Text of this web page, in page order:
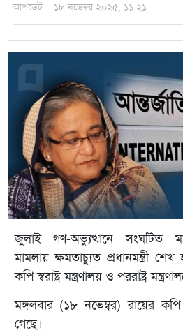
আপডেট : ১৮ নভেম্বর ২০২৫, ১১:২১
জুলাই গণ-অভ্যুত্থানে সংঘটিত
মামলায় ক্ষমতাচ্যুত প্রধানমন্ত্রী শেখ
কপি স্বরাষ্ট্র মন্ত্রণালয় ও পররাষ্ট্র
মঙ্গলবার (১৮ নভেম্বর) রায়ের
গেছে।